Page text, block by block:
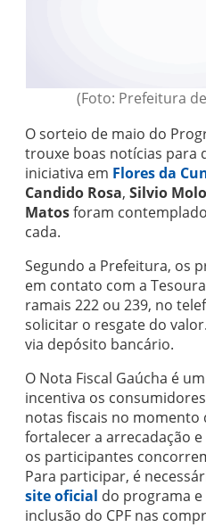
(Foto: Prefeitura
O sorteio de maio do
trouxe boas notícias para
iniciativa em Flores da
Candido Rosa, Silvio
Matosforam
cada.
Segundo a Prefeitura, os
em contato com a
ramais 222 ou 239, no
solicitar o resgate do
via depósito bancário.
O Nota Fiscal Gaúcha é
incentiva os
notas fiscais no momento
fortalecer a arrecadação
os participantes
Para participar, é
site oficial do programa
inclusão do CPF nas